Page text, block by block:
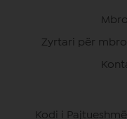
Zyrtari për
Kodi i